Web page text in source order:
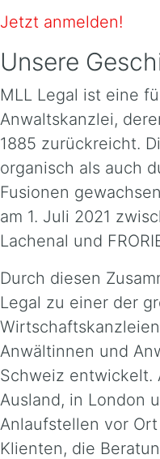
Jetzt anmelden!
Unsere
MLL Legal ist eine
Anwaltskanzlei,
1885 zurückreicht.
organisch als auch
Fusionen
am 1. Juli 2021
Lachenal und
Durch diesen
Legal zu einer der
Anwältinnen und
Schweiz entwickelt.
Ausland, in London
Anlaufstellen vor
Klienten, die